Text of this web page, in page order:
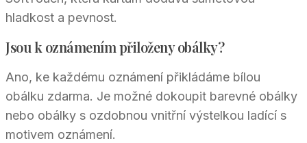
hladkost a pevnost.
Jsou k oznámením přiloženy obálky?
Ano, ke každému oznámení přikládáme bílou
obálku zdarma. Je možné dokoupit barevné obálky
nebo obálky s ozdobnou vnitřní výstelkou ladící s
motivem oznámení.